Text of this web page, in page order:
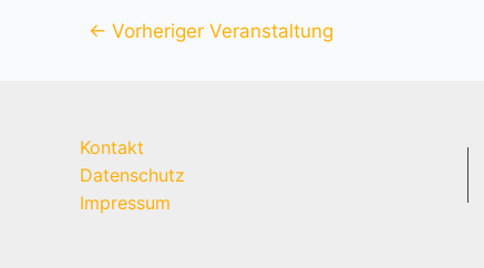
Beitragsnavigation
← Vorheriger Veranstaltung
Kontakt
Datenschutz
Impressum